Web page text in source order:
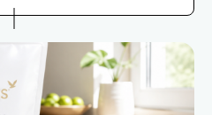
ンチのコースを食べに
う特別な時間を大切
の良さだと思いま